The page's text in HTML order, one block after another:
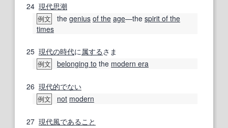
24 現代思潮
例文 the genius of the age―the spirit of the
times
25 現代の時代に属するさま
例文 belonging to the modern era
26 現代的でない
例文 not modern
27 現代風であること